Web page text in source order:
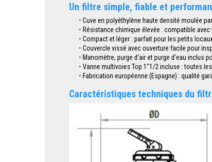
Un filtre simple, fiable et
Cuve en polyéthylène haute densité moulée
Résistance chimique élevée : compatible
Compact et léger : parfait pour les petits
Couvercle vissé avec ouverture facile pour
Manomètre, purge d’air et purge d’eau inclus
Vanne multivoies Top 1"1/2 incluse : toutes
Fabrication européenne (Espagne) : qualité
Caractéristiques techniques du